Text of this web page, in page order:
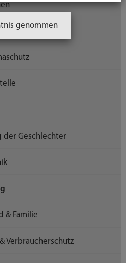
der Geschlechter
& Familie
Verbraucherschutz
genommen